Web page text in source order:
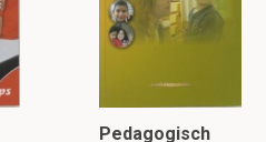
Pedagogisch